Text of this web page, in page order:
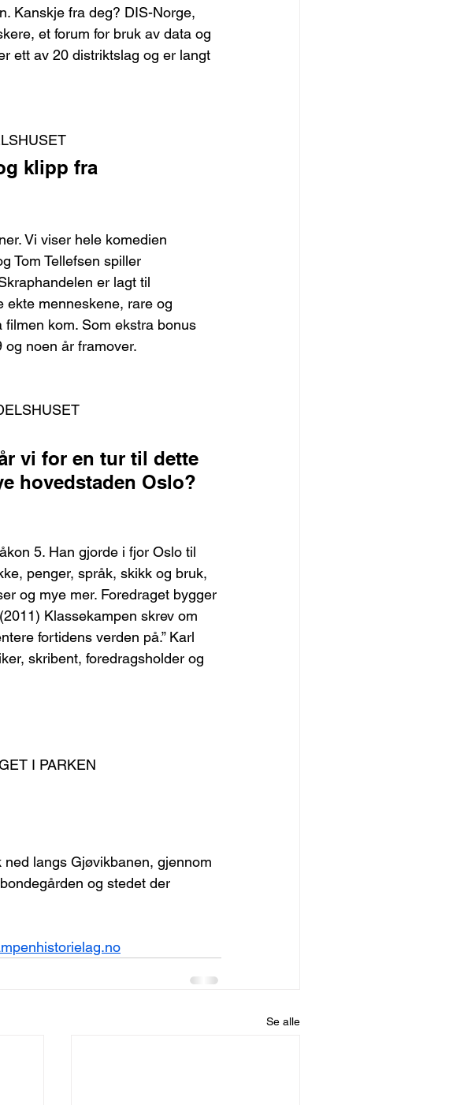
Kanskje fra deg? DIS-Norge,
et forum for bruk av data og
ett av 20 distriktslag og er langt
klipp fra
Vi viser hele komedien
Tom Tellefsen spiller
er lagt til
ekte menneskene, rare og
kom. Som ekstra bonus
noen år framover.
vi for en tur til dette
hovedstaden Oslo?
5. Han gjorde i fjor Oslo til
penger, språk, skikk og bruk,
og mye mer. Foredraget bygger
Klassekampen skrev om
fortidens verden på.” Karl
skribent, foredragsholder og
I PARKEN
langs Gjøvikbanen, gjennom
og stedet der
Se alle